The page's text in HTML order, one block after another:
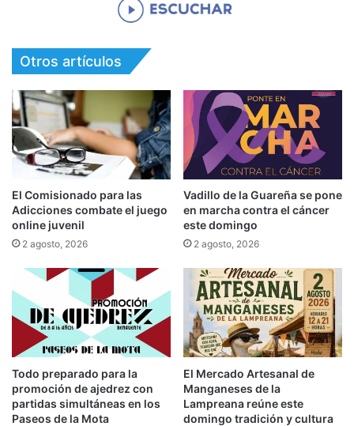
Otros artículos
El Comisionado para las
Adicciones combate el juego
online juvenil
2 agosto, 2026
Vadillo de la Guareña se pone
en marcha contra el cáncer
este domingo
2 agosto, 2026
Todo preparado para la
promoción de ajedrez con
partidas simultáneas en los
Paseos de la Mota
El Mercado Artesanal de
Manganeses de la
Lampreana reúne este
domingo tradición y cultura